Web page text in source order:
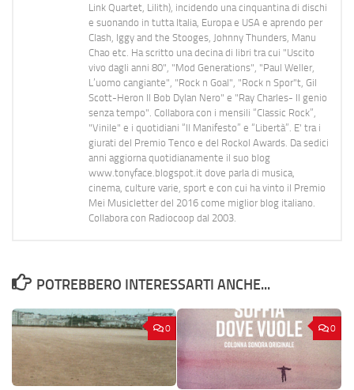
Link Quartet, Lilith), incidendo una cinquantina di dischi
e suonando in tutta Italia, Europa e USA e aprendo per
Clash, Iggy and the Stooges, Johnny Thunders, Manu
Chao etc. Ha scritto una decina di libri tra cui "Uscito
vivo dagli anni 80", "Mod Generations", "Paul Weller,
L’uomo cangiante", "Rock n Goal", "Rock n Spor"t, Gil
Scott-Heron Il Bob Dylan Nero" e "Ray Charles- Il genio
senza tempo". Collabora con i mensili “Classic Rock”,
"Vinile" e i quotidiani “Il Manifesto” e “Libertà”. E' tra i
giurati del Premio Tenco e del Rockol Awards. Da sedici
anni aggiorna quotidianamente il suo blog
www.tonyface.blogspot.it dove parla di musica,
cinema, culture varie, sport e con cui ha vinto il Premio
Mei Musicletter del 2016 come miglior blog italiano.
Collabora con Radiocoop dal 2003.
POTREBBERO INTERESSARTI ANCHE...
0 0